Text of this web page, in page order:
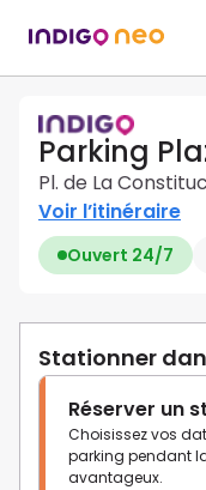
Parking
Pl. de La
Voir l’itinéraire
Ouvert 24/7
Stationner
Réserver un
Choisissez vos
parking pendant
avantageux.